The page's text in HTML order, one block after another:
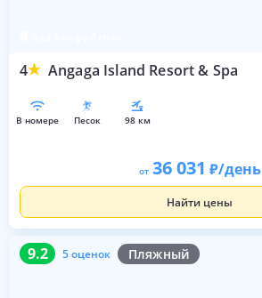
4 Angaga Island Resort & Spa
в номере песок 98 км
от 36 031 /день
Найти цены
9.2 5 оценок Пляжный
9.2 5 оценок